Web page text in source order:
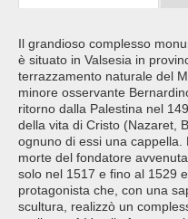
Il grandioso complesso
è situato in Valsesia in
terrazzamento naturale del
minore osservante
ritorno dalla Palestina nel
della vita di Cristo (Nazaret,
ognuno di essi una
morte del fondatore
solo nel 1517 e fino al 1529
protagonista che, con una
scultura, realizzò un